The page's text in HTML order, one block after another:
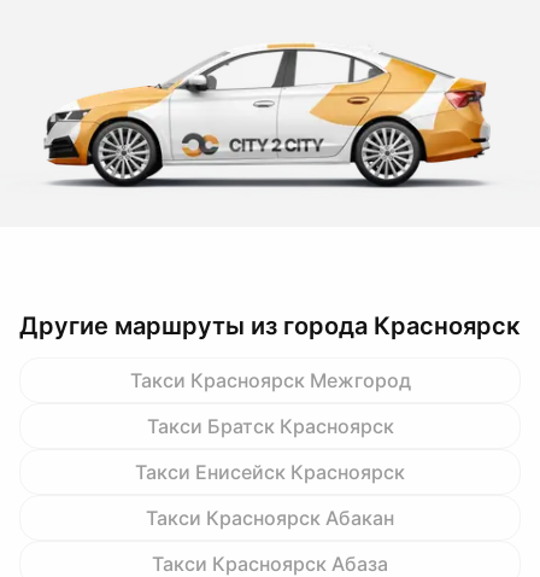
Другие маршруты из города Красноярск
Такси Красноярск Межгород
Такси Братск Красноярск
Такси Енисейск Красноярск
Такси Красноярск Абакан
Такси Красноярск Абаза